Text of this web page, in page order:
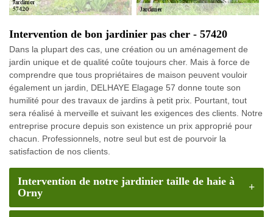
Intervention de bon jardinier pas cher - 57420
Dans la plupart des cas, une création ou un aménagement de
jardin unique et de qualité coûte toujours cher. Mais à force de
comprendre que tous propriétaires de maison peuvent vouloir
également un jardin, DELHAYE Elagage 57 donne toute son
humilité pour des travaux de jardins à petit prix. Pourtant, tout
sera réalisé à merveille et suivant les exigences des clients. Notre
entreprise procure depuis son existence un prix approprié pour
chacun. Professionnels, notre seul but est de pourvoir la
satisfaction de nos clients.
Intervention de notre jardinier taille de haie à
Orny